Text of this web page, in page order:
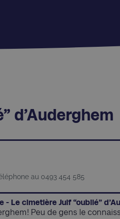
d’Auderghem
au 0493 454 585
Le cimetière Juif “oublié”
Peu de gens le